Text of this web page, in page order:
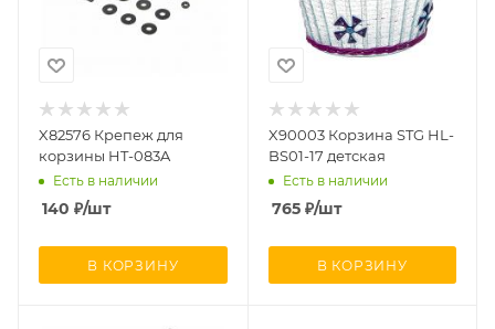
X82576 Крепеж для
корзины HT-083A
Есть в наличии
140 ₽/шт
В КОРЗИНУ
X90003 Корзина STG HL-
BS01-17 детская
Есть в наличии
765₽/шт
В КОРЗИНУ